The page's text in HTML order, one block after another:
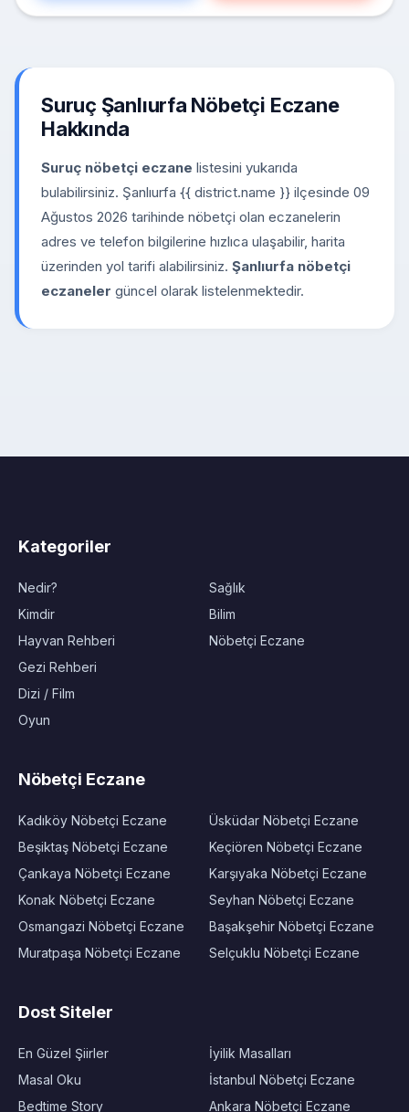
Suruç Şanlıurfa Nöbetçi Eczane
Hakkında
Suruç nöbetçi eczane listesini yukarıda
bulabilirsiniz. Şanlıurfa {{ district.name }} ilçesinde 09
Ağustos 2026 tarihinde nöbetçi olan eczanelerin
adres ve telefon bilgilerine hızlıca ulaşabilir, harita
üzerinden yol tarifi alabilirsiniz. Şanlıurfa nöbetçi
eczaneler güncel olarak listelenmektedir.
Kategoriler
Nedir?
Kimdir
Hayvan Rehberi
Gezi Rehberi
Dizi / Film
Oyun
Sağlık
Bilim
Nöbetçi Eczane
Nöbetçi Eczane
Kadıköy Nöbetçi Eczane
Beşiktaş Nöbetçi Eczane
Çankaya Nöbetçi Eczane
Konak Nöbetçi Eczane
Osmangazi Nöbetçi Eczane
Muratpaşa Nöbetçi Eczane
Üsküdar Nöbetçi Eczane
Keçiören Nöbetçi Eczane
Karşıyaka Nöbetçi Eczane
Seyhan Nöbetçi Eczane
Başakşehir Nöbetçi Eczane
Selçuklu Nöbetçi Eczane
Dost Siteler
En Güzel Şiirler
Masal Oku
Bedtime Story
İyilik Masalları
İstanbul Nöbetçi Eczane
Ankara Nöbetçi Eczane